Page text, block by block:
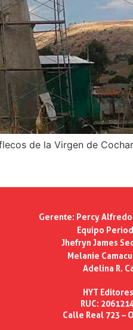
de la Virgen de
Gerente: Percy
Equipo
Jhefryn James
Melanie
Adelina R.
HYT
RUC:
Calle Real 723 –